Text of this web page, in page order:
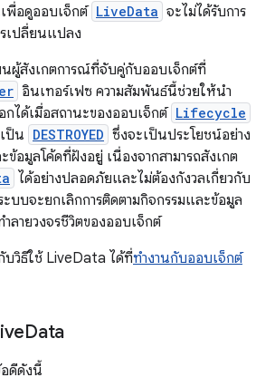
พื่อดูออบเจ็กต์ LiveData จะไม่ได้รับการ
เปลี่ยนแปลง
ผู้สังเกตการณ์ที่จับคู่กับออบเจ็กต์ที่
อินเทอร์เฟซ ความสัมพันธ์นี้ช่วยให้นำ
กได้เมื่อสถานะของออบเจ็กต์ Lifecycle
ป็น DESTROYED ซึ่งจะเป็นประโยชน์อย่าง
อมูลโค้ดที่ฝังอยู่ เนื่องจากสามารถสังเกต
ได้อย่างปลอดภัยและไม่ต้องกังวลเกี่ยวกับ
ะบบจะยกเลิกการติดตามกิจกรรมและข้อมูล
ลายวงจรชีวิตของออบเจ็กต์
บวิธีใช้ LiveData ได้ที่ทํางานกับออบเจ็กต์
Data
ดีดังนี้